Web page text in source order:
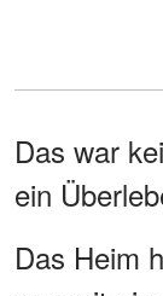
Das war
ein
Das Heim